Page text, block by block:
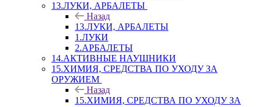
13.ЛУКИ, АРБАЛЕТЫ
Назад
13.ЛУКИ, АРБАЛЕТЫ
1.ЛУКИ
2.АРБАЛЕТЫ
14.АКТИВНЫЕ НАУШНИКИ
15.ХИМИЯ, СРЕДСТВА ПО УХОДУ ЗА
ОРУЖИЕМ
Назад
15.ХИМИЯ, СРЕДСТВА ПО УХОДУ ЗА